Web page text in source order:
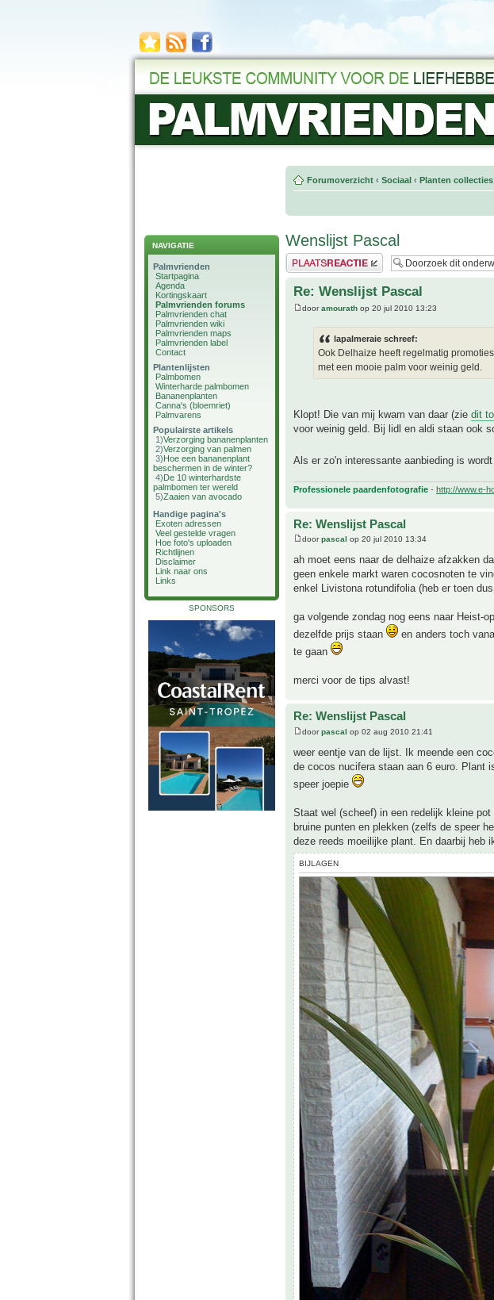
NAVIGATIE
Palmvrienden
Startpagina
Agenda
Kortingskaart
Palmvrienden forums
Palmvrienden chat
Palmvrienden wiki
Palmvrienden maps
Palmvrienden label
Contact
Plantenlijsten
Palmbomen
Winterharde palmbomen
Bananenplanten
Canna's (bloemriet)
Palmvarens
Populairste artikels
1)Verzorging bananenplanten
2)Verzorging van palmen
3)Hoe een bananenplant
beschermen in de winter?
4)De 10 winterhardste
palmbomen ter wereld
5)Zaaien van avocado
Handige pagina's
Exoten adressen
Veel gestelde vragen
Hoe foto's uploaden
Richtlijnen
Disclaimer
Link naar ons
Links
SPONSORS
Forumoverzicht ‹ Sociaal ‹ Planten
Wenslijst Pascal
Plaats een reactie
Re: Wenslijst Pascal
dooramourath op 20 jul 2010 13:23
lapalmeraie schreef:
Ook Delhaize heeft regelmatig
met een mooie palm voor weinig geld.
Klopt! Die van mij kwam van daar (zie dit
voor weinig geld. Bij lidl en aldi staan ook
Als er zo'n interessante aanbieding is
Professionele paardenfotografie - http://www.e-
Re: Wenslijst Pascal
doorpascal op 20 jul 2010 13:34
ah moet eens naar de delhaize afzakken
geen enkele markt waren cocosnoten te
enkel Livistona rotundifolia (heb er toen
ga volgende zondag nog eens naar Heist-
dezelfde prijs staan
en anders toch
te gaan
merci voor de tips alvast!
Re: Wenslijst Pascal
doorpascal op 02 aug 2010 21:41
weer eentje van de lijst. Ik meende een
de cocos nucifera staan aan 6 euro. Plant
speer joepie
Staat wel (scheef) in een redelijk kleine
bruine punten en plekken (zelfs de speer
deze reeds moeilijke plant. En daarbij heb
BIJLAGEN